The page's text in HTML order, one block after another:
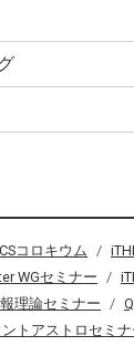
コロキウム
WGセミナー
理論セミナー
ントアストロセミナ